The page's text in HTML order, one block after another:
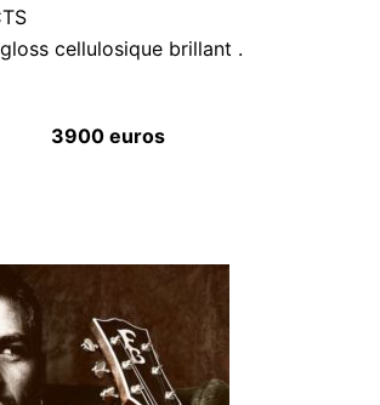
cellulosique brillant .
3900 euros